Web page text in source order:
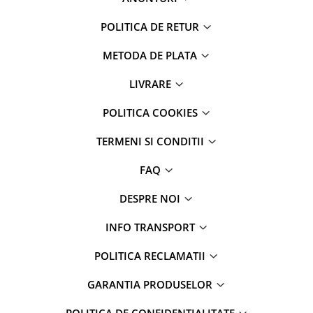
Dispensere role prosop hartie si
Dozatoare sapun spuma si
Dozatoare solutii igienizare si
POLITICA DE RETUR
METODA DE PLATA
LIVRARE
POLITICA COOKIES
TERMENI SI CONDITII
FAQ
DESPRE NOI
INFO TRANSPORT
POLITICA RECLAMATII
GARANTIA PRODUSELOR